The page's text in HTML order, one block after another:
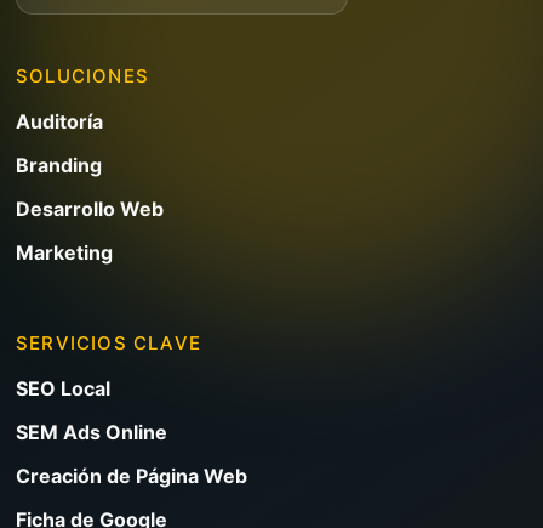
SOLUCIONES
Auditoría
Branding
Desarrollo Web
Marketing
SERVICIOS CLAVE
SEO Local
SEM Ads Online
Creación de Página Web
Ficha de Google